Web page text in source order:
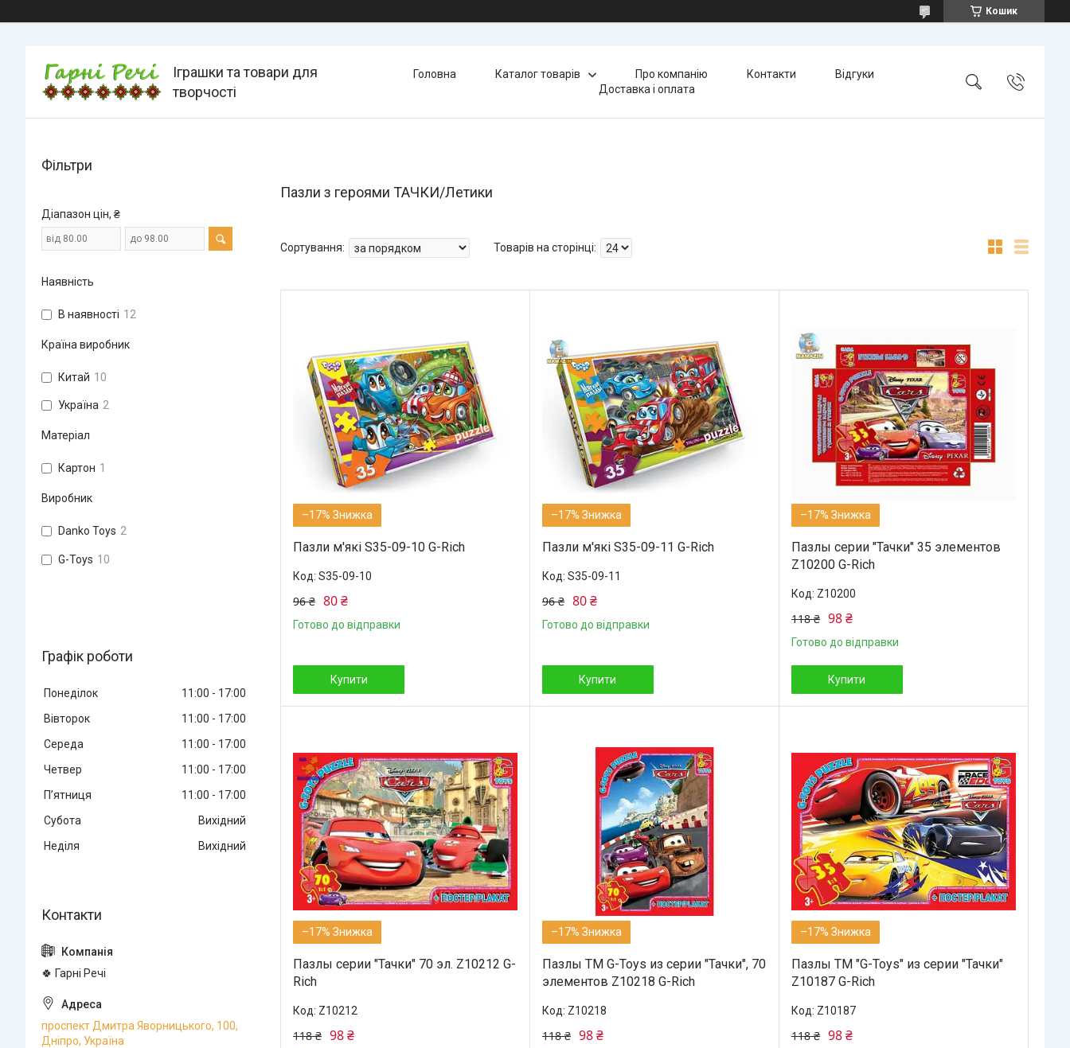
Кошик
Іграшки та товари для
творчості
Головна Каталог товарів Про компанію Контакти
Відгуки
Доставка і оплата
Пазли з героями ТАЧКИ/Летики
–17%
Пазли м'які S35-09-10 G-Rich
S35-09-10
96 ₴ 80 ₴
Готово до відправки
Купити
–17%
Пазли м'які S35-09-11 G-Rich
S35-09-11
96 ₴ 80 ₴
Готово до відправки
Купити
–17%
Пазлы серии "Тачки" 35 элементов
Z10200 G-Rich
Z10200
118 ₴ 98 ₴
Готово до відправки
Купити
–17%
Пазлы серии "Тачки" 70 эл. Z10212 G-
Rich
Z10212
118 ₴ 98 ₴
–17%
Пазлы ТМ G-Toys из серии "Тачки", 70
элементов Z10218 G-Rich
Z10218
118 ₴ 98 ₴
–17%
Пазлы ТМ "G-Toys" из серии "Тачки"
Z10187 G-Rich
Z10187
118 ₴ 98 ₴
Фільтри
Діапазон цін, ₴
Наявність
В наявності 12
Країна виробник
Китай 10
Україна 2
Матеріал
Картон 1
Виробник
Danko Toys 2
G-Toys 10
Графік роботи
Понеділок 11:00
17:00
Вівторок
11:00
17:00
Середа
11:00
17:00
Четвер
11:00
17:00
Пʼятниця
11:00
17:00
Субота
Вихідний
Неділя
Вихідний
🍀 Гарні Речі
проспект Дмитра Яворницького, 100,
Дніпро, Україна